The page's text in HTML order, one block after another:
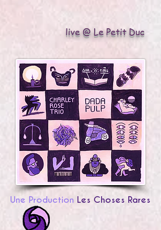
live @ Le Petit Duc
Une Production Les Choses Rares